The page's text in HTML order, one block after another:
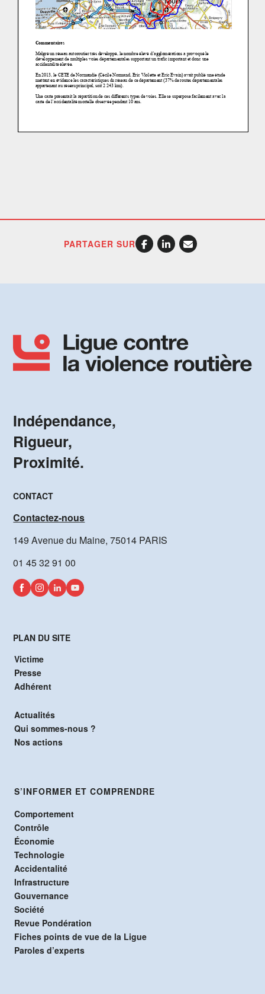
PARTAGER SUR
Indépendance,
Rigueur,
Proximité.
CONTACT
Contactez-nous
149 Avenue du Maine, 75014 PARIS
01 45 32 91 00
PLAN DU SITE
Victime
Presse
Adhérent
Actualités
Qui sommes-nous ?
Nos actions
S’INFORMER ET COMPRENDRE
Comportement
Contrôle
Économie
Technologie
Accidentalité
Infrastructure
Gouvernance
Société
Revue Pondération
Fiches points de vue de la Ligue
Paroles d’experts